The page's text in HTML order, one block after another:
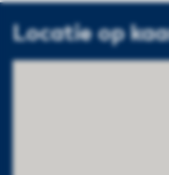
Locatie op